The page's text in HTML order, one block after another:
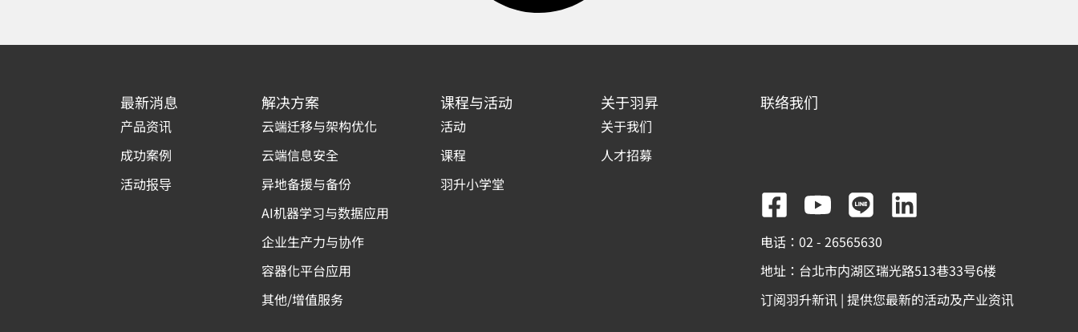
最新消息
产品资讯
成功案例
活动报导
解决方案
云端迁移与架构优化
云端信息安全
异地备援与备份
AI机器学习与数据应用
企业生产力与协作
容器化平台应用
其他/增值服务
课程与活动
活动
课程
羽升小学堂
关于羽昇
关于我们
人才招募
联络我们
F
a
c
e
b
Y
o
u
t
u
L
i
n
e
L
n
k
e
电话：02 - 26565630
地址：台北市内湖区瑞光路513巷33号6楼
订阅羽升新讯 | 提供您最新的活动及产业资讯